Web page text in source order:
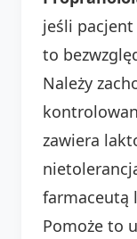
jeśli pacjent
to
Należy
zawiera
farmaceutą
Pomoże to